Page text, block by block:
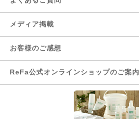
メディア掲載
お客様のご感想
ReFa公式オンラインショップのご案内